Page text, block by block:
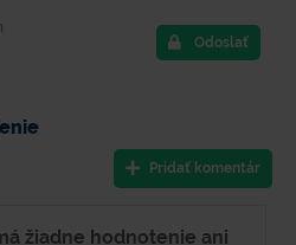
Odoslať
Pridať komentár
žiadne hodnotenie ani